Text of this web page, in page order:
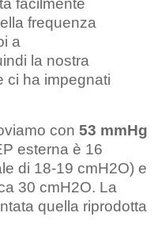
facilmente
frequenza
a
la nostra
ci ha impegnati
con 53 mmHg
esterna è 16
di 18-19 cmH2O) e
30 cmH2O. La
quella riprodotta